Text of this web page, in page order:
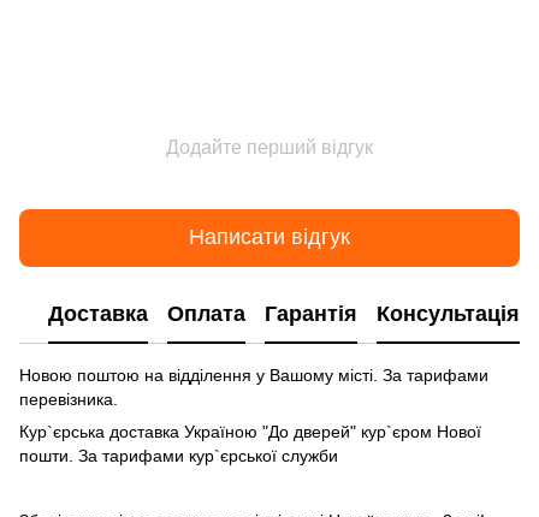
Додайте перший відгук
Написати відгук
Доставка Оплата Гарантія Консультація
Новою поштою на відділення у Вашому місті. За тарифами
перевізника.
Кур`єрська доставка Україною "До дверей" кур`єром Нової
пошти. За тарифами кур`єрської служби